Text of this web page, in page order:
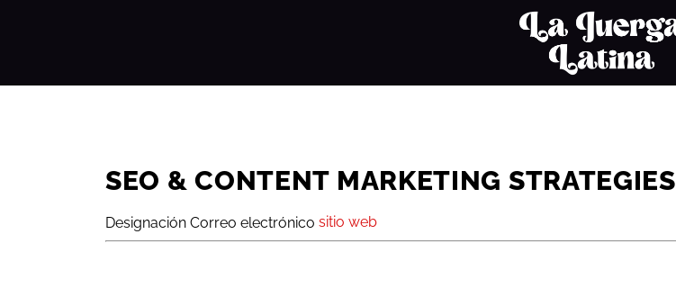
SEO & CONTENT MARKETING STRATEGIES
Designación Correo electrónico sitio web